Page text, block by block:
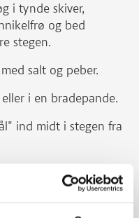
i tynde skiver,
og bed
stegen.
salt og peber.
i en bradepande.
ind midt i stegen fra
nålen skal stikkes